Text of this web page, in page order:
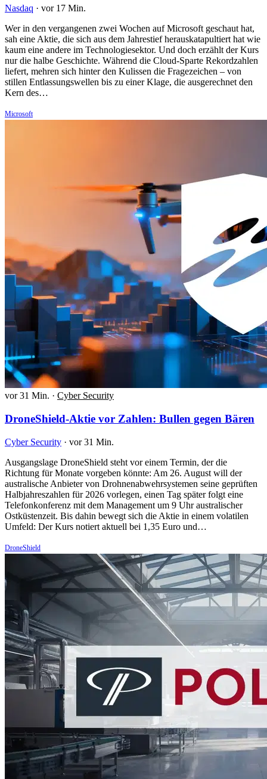
Nasdaq · vor 17 Min.
Wer in den vergangenen zwei Wochen auf Microsoft geschaut hat,
sah eine Aktie, die sich aus dem Jahrestief herauskatapultiert hat wie
kaum eine andere im Technologiesektor. Und doch erzählt der Kurs
nur die halbe Geschichte. Während die Cloud-Sparte Rekordzahlen
liefert, mehren sich hinter den Kulissen die Fragezeichen – von
stillen Entlassungswellen bis zu einer Klage, die ausgerechnet den
Kern des…
Microsoft
vor 31 Min. · Cyber Security
DroneShield-Aktie vor Zahlen: Bullen gegen Bären
Cyber Security · vor 31 Min.
Ausgangslage DroneShield steht vor einem Termin, der die
Richtung für Monate vorgeben könnte: Am 26. August will der
australische Anbieter von Drohnenabwehrsystemen seine geprüften
Halbjahreszahlen für 2026 vorlegen, einen Tag später folgt eine
Telefonkonferenz mit dem Management um 9 Uhr australischer
Ostküstenzeit. Bis dahin bewegt sich die Aktie in einem volatilen
Umfeld: Der Kurs notiert aktuell bei 1,35 Euro und…
DroneShield